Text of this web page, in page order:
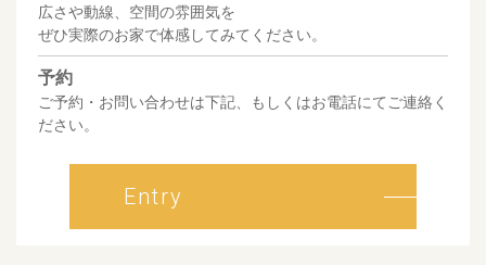
広さや動線、空間の雰囲気を
ぜひ実際のお家で体感してみてください。
予約
ご予約・お問い合わせは下記、もしくはお電話にてご連絡く
ださい。
Entry